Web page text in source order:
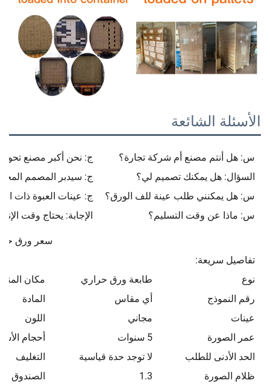
الأسئلة الشائعة
س: هل أنتم مصنع أم شركة تجارة؟
ج: نحن أكبر مصنع
السؤال: هل يمكنك تصميم لي؟
ج: سيدبر المصمم
س: هل يمكنني طلب عينة للف الورق؟
ج: عينات العبوة ذات
س: ماذا عن وقت التسليم؟
الإجابة: يحتاج وقت الإنتاج
سعر ورق حراري 80
تفاصيل سريعة:
نوع
طابعة ورق حراري
مكان
رقم النموذج
أي مقاس
المادة
عينات
مجاني
اللون
عمر الصورة
5 سنوات
أحجام
الحد الأدنى للطلب
لا توجد حدة قياسية
التغليف
ظلام الصورة
1.3
الصندوق